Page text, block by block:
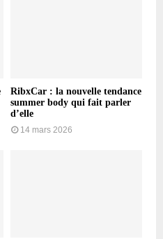
RibxCar : la nouvelle tendance
summer body qui fait parler
d’elle
14 mars 2026